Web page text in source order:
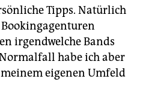
Tipps. Natürlich
irgendwelche Bands
habe ich aber
eigenen Umfeld